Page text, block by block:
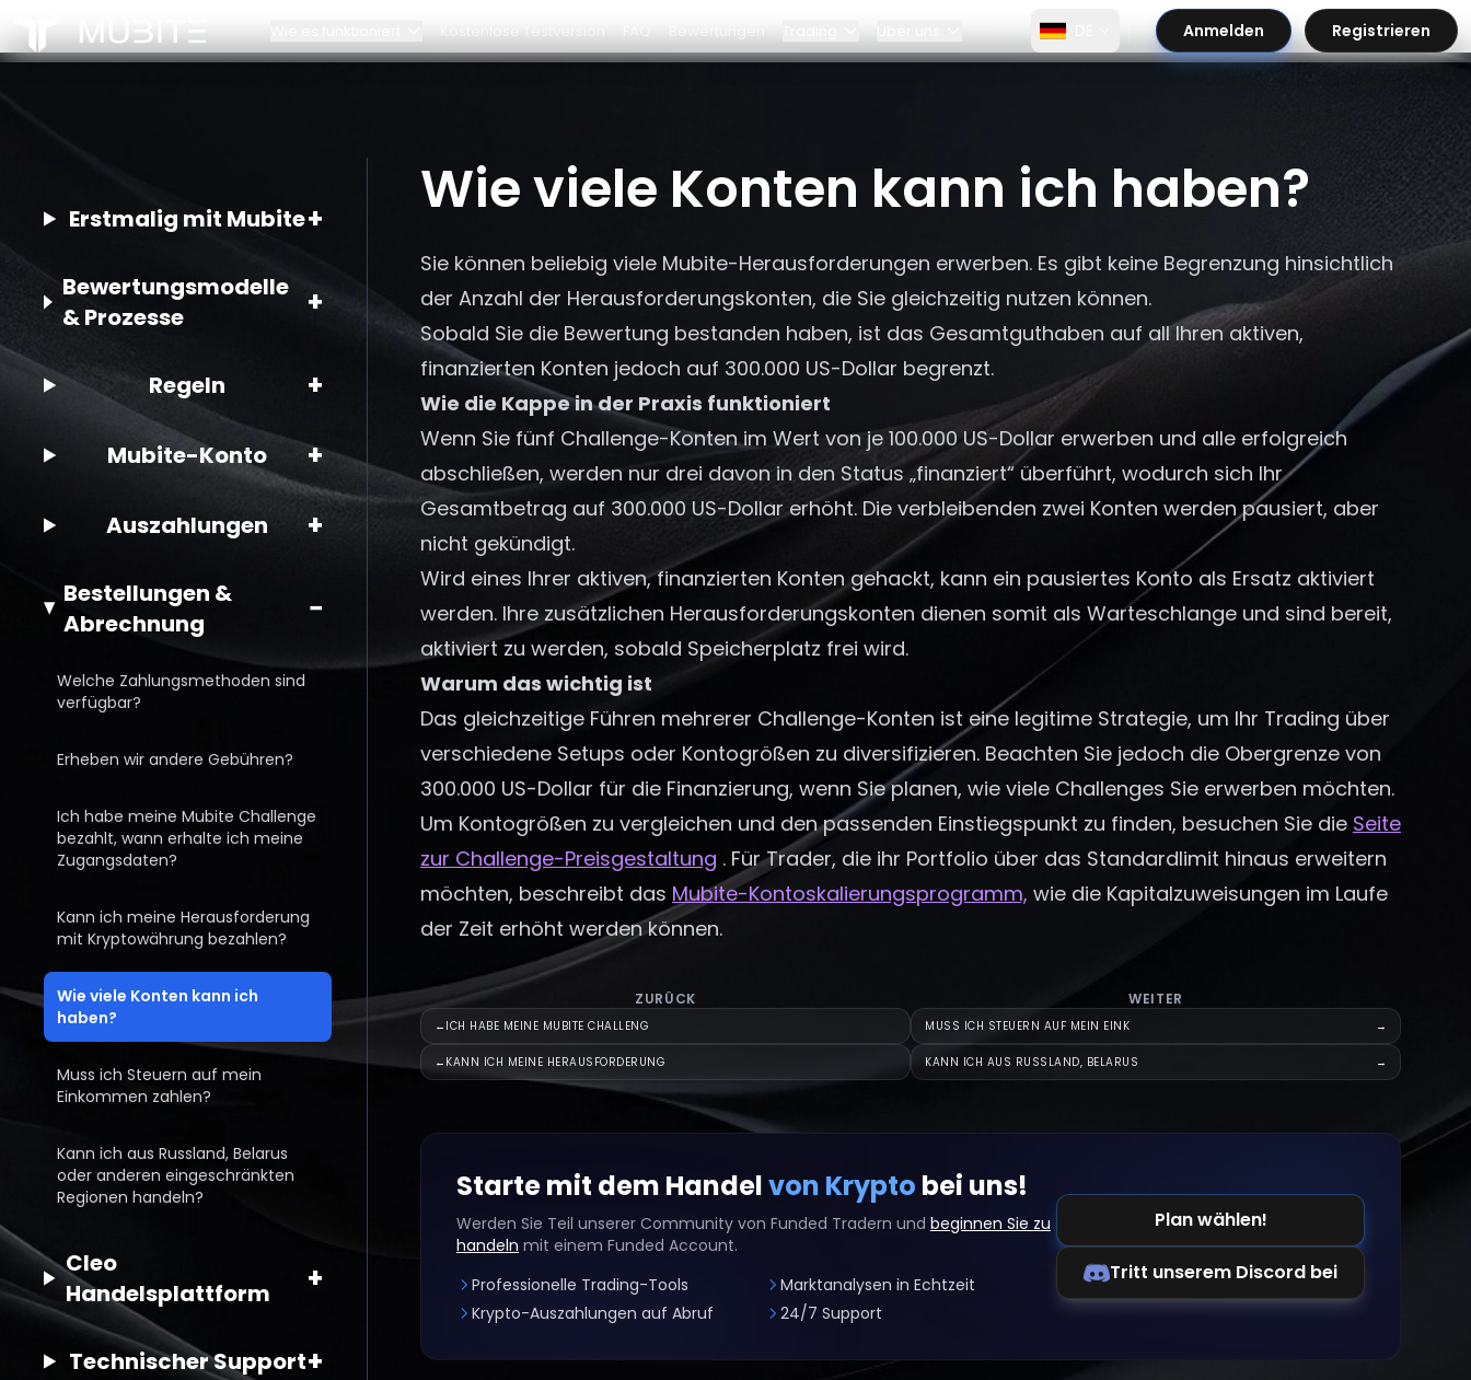
Kostenlose Testversion FAQ Bewertungen
Dashboard
Warum Bybit?
Preise
Partnerschaften Partnerschaften
Anmelden Registrieren
Erstmalig mit Mubite+
Bewertungsmodelle
& Prozesse
+
Regeln +
Mubite-Konto +
Auszahlungen +
Bestellungen &
Abrechnung
−
Welche Zahlungsmethoden sind
verfügbar?
Erheben wir andere Gebühren?
Ich habe meine Mubite Challenge
bezahlt, wann erhalte ich meine
Zugangsdaten?
Kann ich meine Herausforderung
mit Kryptowährung bezahlen?
Wie viele Konten kann ich
haben?
Muss ich Steuern auf mein
Einkommen zahlen?
Kann ich aus Russland, Belarus
oder anderen eingeschränkten
Regionen handeln?
Cleo
Handelsplattform
+
Technischer Support+
Wie viele Konten kann ich haben?
Sie können beliebig viele Mubite-Herausforderungen erwerben. Es gibt keine Begrenzung hinsichtlich
der Anzahl der Herausforderungskonten, die Sie gleichzeitig nutzen können.
Sobald Sie die Bewertung bestanden haben, ist das Gesamtguthaben auf all Ihren aktiven,
finanzierten Konten jedoch auf 300.000 US-Dollar begrenzt.
Wie die Kappe in der Praxis funktioniert
Wenn Sie fünf Challenge-Konten im Wert von je 100.000 US-Dollar erwerben und alle erfolgreich
abschließen, werden nur drei davon in den Status „finanziert“ überführt, wodurch sich Ihr
Gesamtbetrag auf 300.000 US-Dollar erhöht. Die verbleibenden zwei Konten werden pausiert, aber
nicht gekündigt.
Wird eines Ihrer aktiven, finanzierten Konten gehackt, kann ein pausiertes Konto als Ersatz aktiviert
werden. Ihre zusätzlichen Herausforderungskonten dienen somit als Warteschlange und sind bereit,
aktiviert zu werden, sobald Speicherplatz frei wird.
Warum das wichtig ist
Das gleichzeitige Führen mehrerer Challenge-Konten ist eine legitime Strategie, um Ihr Trading über
verschiedene Setups oder Kontogrößen zu diversifizieren. Beachten Sie jedoch die Obergrenze von
300.000 US-Dollar für die Finanzierung, wenn Sie planen, wie viele Challenges Sie erwerben möchten.
Um Kontogrößen zu vergleichen und den passenden Einstiegspunkt zu finden, besuchen Sie die Seite
zur Challenge-Preisgestaltung . Für Trader, die ihr Portfolio über das Standardlimit hinaus erweitern
möchten, beschreibt das Mubite-Kontoskalierungsprogramm, wie die Kapitalzuweisungen im Laufe
der Zeit erhöht werden können.
ZURÜCK
← ICH HABE MEINE MUBITE CHALLENG
← KANN ICH MEINE HERAUSFORDERUNG
WEITER
MUSS ICH STEUERN AUF MEIN EINK →
KANN ICH AUS RUSSLAND, BELARUS →
Starte mit dem Handelvon Krypto bei uns!
Werden Sie Teil unserer Community von Funded Tradern und beginnen Sie zu
handeln mit einem Funded Account.
Professionelle Trading-Tools
Marktanalysen in Echtzeit
Krypto-Auszahlungen auf Abruf
24/7 Support
Plan wählen!
Tritt unserem Discord bei